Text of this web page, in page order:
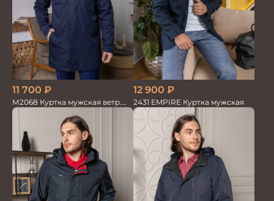
11 700 ₽
М2068 Куртка мужская ветр.
т.синий
12 900 ₽
2431 EMPIRE Куртка мужская